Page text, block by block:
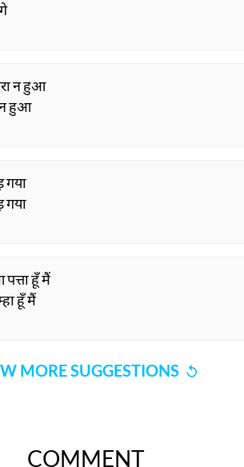
न हुआ
हुआ
गया
गया
हूँ मैं
हूँ मैं
MORE SUGGESTIONS
COMMENT